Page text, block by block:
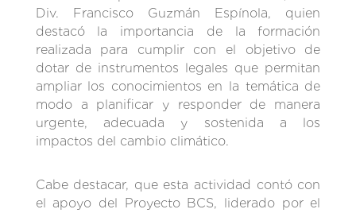
Div. Francisco Guzmán Espínola, quien
destacó la importancia de la formación
realizada para cumplir con el objetivo de
dotar de instrumentos legales que permitan
ampliar los conocimientos en la temática de
modo a planificar y responder de manera
urgente, adecuada y sostenida a los
impactos del cambio climático.
Cabe destacar, que esta actividad contó con
el apoyo del Proyecto BCS, liderado por el